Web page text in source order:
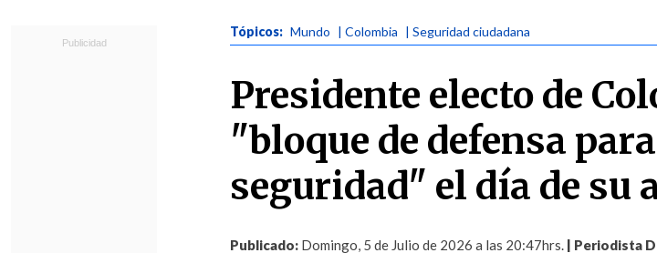
Tópicos: Mundo | Colombia | Seguridad ciudadana
Presidente electo de
"bloque de defensa
seguridad" el día de su
Publicado: Domingo, 5 de Julio de 2026 a las 20:47hrs. | Periodista